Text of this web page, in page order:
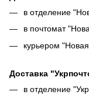
в отделение
в почтомат
курьером
Доставка
в отделение